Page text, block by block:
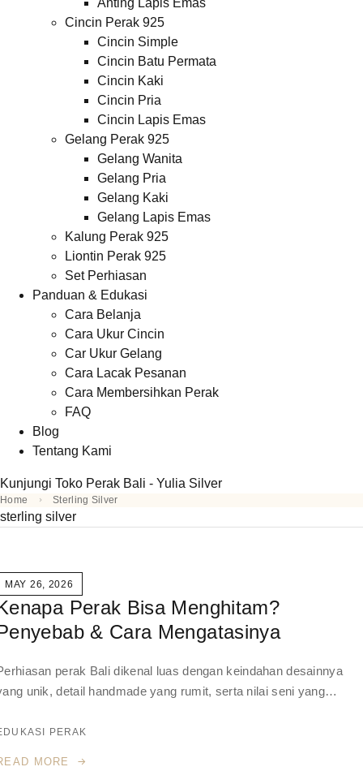
Anting Lapis Emas
Cincin Perak 925
Cincin Simple
Cincin Batu Permata
Cincin Kaki
Cincin Pria
Cincin Lapis Emas
Gelang Perak 925
Gelang Wanita
Gelang Pria
Gelang Kaki
Gelang Lapis Emas
Kalung Perak 925
Liontin Perak 925
Set Perhiasan
Panduan & Edukasi
Cara Belanja
Cara Ukur Cincin
Car Ukur Gelang
Cara Lacak Pesanan
Cara Membersihkan Perak
FAQ
Blog
Tentang Kami
Kunjungi Toko Perak Bali - Yulia Silver
Home Sterling Silver
sterling silver
MAY 26, 2026
Perak Bisa Menghitam?
& Cara Mengatasinya
perak Bali dikenal luas dengan keindahan desainnya
unik, detail handmade yang rumit, serta nilai seni yang…
PERAK
MORE